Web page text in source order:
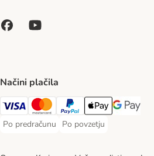
Načini plačila
Visa Payment Method
MasterCard Payment Method
PayPal Payment Method
Apple PayGoogle
Po predračunu
Po predračunu Payment Method
Po povzetju
Po povzetju Payment